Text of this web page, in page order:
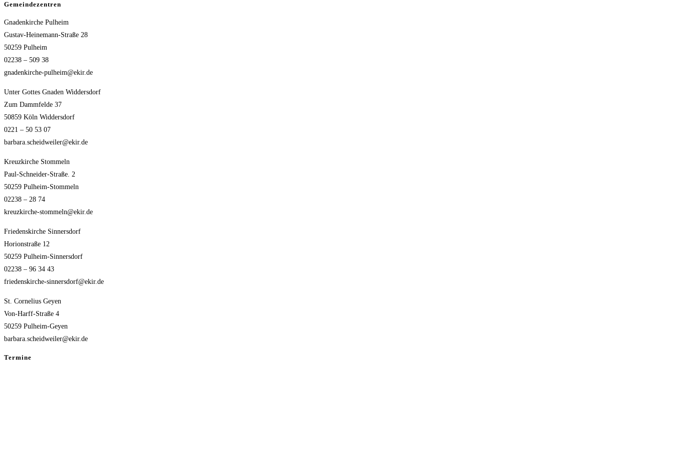
Gemeindezentren
Gnadenkirche Pulheim
Gustav-Heinemann-Straße 28
50259 Pulheim
02238 – 509 38
gnadenkirche-pulheim@ekir.de
Unter Gottes Gnaden Widdersdorf
Zum Dammfelde 37
50859 Köln Widdersdorf
0221 – 50 53 07
barbara.scheidweiler@ekir.de
Kreuzkirche Stommeln
Paul-Schneider-Straße. 2
50259 Pulheim-Stommeln
02238 – 28 74
kreuzkirche-stommeln@ekir.de
Friedenskirche Sinnersdorf
Horionstraße 12
50259 Pulheim-Sinnersdorf
02238 – 96 34 43
friedenskirche-sinnersdorf@ekir.de
St. Cornelius Geyen
Von-Harff-Straße 4
50259 Pulheim-Geyen
barbara.scheidweiler@ekir.de
Termine